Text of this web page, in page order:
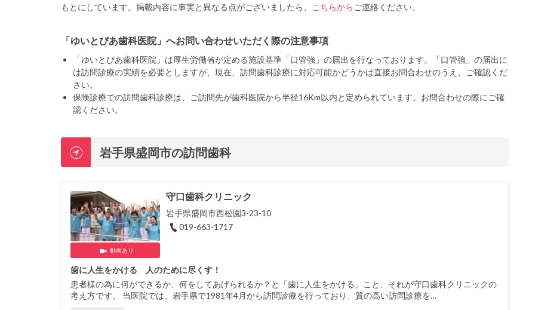
もとにしています。掲載内容に事実と異なる点がございましたら、
こちらから ご連絡ください。
「ゆいとぴあ歯科医院」へお問い合わせいただく際の注意事項
「ゆいとぴあ歯科医院」は厚生労働省が定める施設基準「口管強」の届出を行なっております。「口管強」の届出に
は訪問診療の実績を必要としますが、現在、訪問歯科診療に対応可能かどうかは直接お問合わせのうえ、ご確認くだ
さい。
保険診療での訪問歯科診療は、ご訪問先が歯科医院から半径16Km以内と定められています。お問合わせの際にご確
認ください。
岩手県盛岡市の訪問歯科
動画あり
守口歯科クリニック
岩手県盛岡市西松園3-23-10
019-663-1717
歯に人生をかける 人のために尽くす！
患者様の為に何ができるか、何をしてあげられるか？と「歯に人生をかける」こと、それが守口歯科クリニックの
考え方です。 当医院では、岩手県で1981年4月から訪問診療を行っており、質の高い訪問診療を…